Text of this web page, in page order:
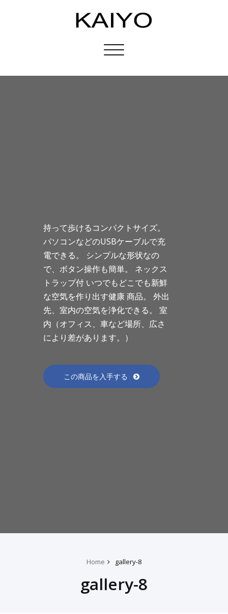
Toggle
持って歩けるコンパクトサイズ。
パソコンなどのUSBケーブルで充
電できる。 シンプルな形状なの
で、ボタン操作も簡単。 ネックス
トラップ付 いつでもどこでも新鮮
な空気を作り出す健康 商品。 外出
先、室内の空気を浄化できる。 室
内（オフィス、車など場所、広さ
により差があります。）
この商品を入手する
Home gallery-8
gallery-8